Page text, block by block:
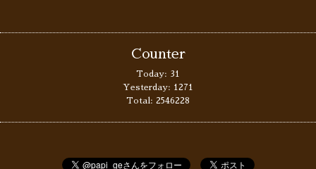
Counter
Today: 31
Yesterday: 1271
Total: 2546228